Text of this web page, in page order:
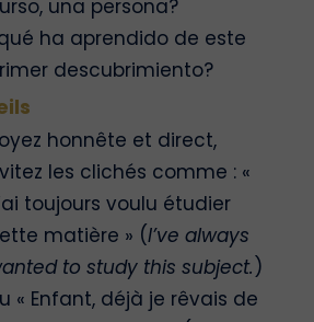
una persona?
ha aprendido de este
descubrimiento?
honnête et direct,
les clichés comme : «
toujours voulu étudier
matière » (I’ve always
to study this subject. )
« Enfant, déjà je rêvais de